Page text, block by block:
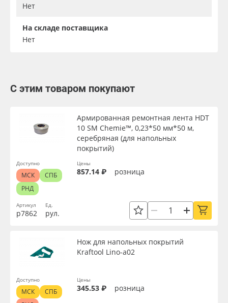
Нет
На складе поставщика
Нет
С этим товаром покупают
Артикул
р7862
Армированная ремонтная лента HDT
10 SM Chemie™, 0,23*50 мм*50 м,
серебряная (для напольных
покрытий)
Ед.
рул.
Цены
857.14 ₽ розница
Доступно
МСК
СПБ
РНД
Нож для напольных покрытий
Kraftool Lino-a02
Цены
345.53 ₽ розница
Доступно
МСК
СПБ